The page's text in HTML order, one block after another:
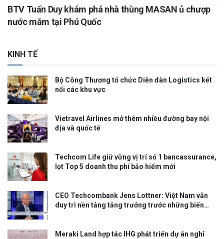
BTV Tuấn Duy khám phá nhà thùng MASAN ủ chượp
nước mắm tại Phú Quốc
KINH TẾ
Bộ Công Thương tổ chức Diễn đàn Logistics kết
nối các khu vực
Vietravel Airlines mở thêm nhiều đường bay nội
địa và quốc tế
Techcom Life giữ vững vị trí số 1 bancassurance,
lọt Top 5 doanh thu phí bảo hiểm mới
CEO Techcombank Jens Lottner: Việt Nam vẫn
duy trì nền tảng tăng trưởng trước những biến
Meraki Land hợp tác IHG phát triển dự án nghỉ